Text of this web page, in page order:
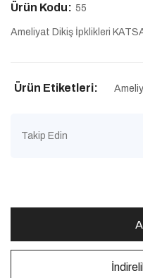
Ürün Kodu: 55
Ameliyat Dikiş İpklikleri
Ürün Etiketleri:
Takip Edin